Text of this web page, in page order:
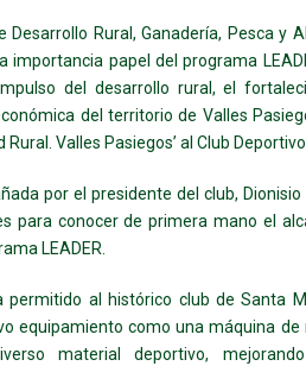
Desarrollo Rural, Ganadería, Pesca y
importancia papel del programa
del desarrollo rural, el
del territorio de Valles
Rural. Valles Pasiegos’ al Club
por el presidente del club,
para conocer de primera mano el
LEADER.
permitido al histórico club de Santa
equipamiento como una máquina
material deportivo,